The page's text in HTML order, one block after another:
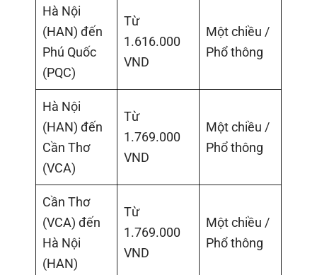
Hà Nội
(HAN) đến
Phú Quốc
(PQC)
Từ
1.616.000
VND
Một chiều /
Phổ thông
Hà Nội
(HAN) đến
Cần Thơ
(VCA)
Từ
1.769.000
VND
Một chiều /
Phổ thông
Cần Thơ
(VCA) đến
Hà Nội
(HAN)
Từ
1.769.000
VND
Một chiều /
Phổ thông